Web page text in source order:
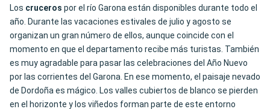
Los cruceros por el río Garona están disponibles durante todo el
año. Durante las vacaciones estivales de julio y agosto se
organizan un gran número de ellos, aunque coincide con el
momento en que el departamento recibe más turistas. También
es muy agradable para pasar las celebraciones del Año Nuevo
por las corrientes del Garona. En ese momento, el paisaje nevado
de Dordoña es mágico. Los valles cubiertos de blanco se pierden
en el horizonte y los viñedos forman parte de este entorno